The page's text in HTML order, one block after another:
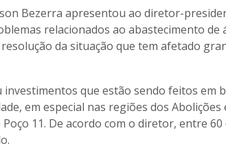
Bezerra apresentou ao diretor-
relacionados ao abastecimento de
da situação que tem afetado
que estão sendo feitos em
em especial nas regiões dos
11. De acordo com o diretor, entre 60